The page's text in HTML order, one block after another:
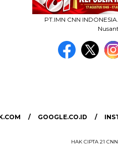
PT.IMN CNN
GOOGLE.CO.ID
HAK CIPTA 21